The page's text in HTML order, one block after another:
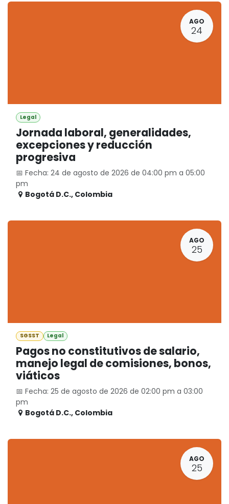
AGO
24
Legal
Jornada laboral, generalidades,
excepciones y reducción
progresiva
📅 Fecha: 24 de agosto de 2026 de 04:00 pm a 05:00
pm
Bogotá D.C., Colombia
AGO
25
SGSST Legal
Pagos no constitutivos de salario,
manejo legal de comisiones, bonos,
viáticos
📅 Fecha: 25 de agosto de 2026 de 02:00 pm a 03:00
pm
Bogotá D.C., Colombia
AGO
25